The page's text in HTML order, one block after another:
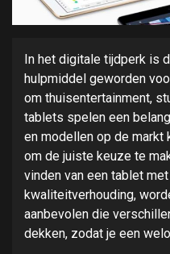
In het digitale tijdperk is
hulpmiddel geworden
om thuisentertainment,
tablets spelen een
en modellen op de markt
om de juiste keuze te
vinden van een tablet
kwaliteitverhouding,
aanbevolen die
dekken, zodat je een